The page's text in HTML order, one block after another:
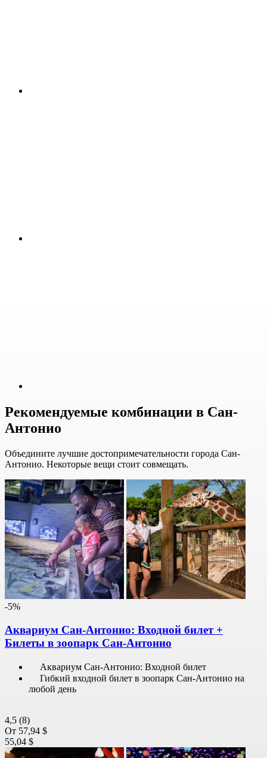
Рекомендуемые комбинации в Сан-
Антонио
Объедините лучшие достопримечательности города Сан-
Антонио. Некоторые вещи стоит совмещать.
-5%
Аквариум Сан-Антонио: Входной билет +
Билеты в зоопарк Сан-Антонио
Аквариум Сан-Антонио: Входной билет
Гибкий входной билет в зоопарк Сан-Антонио на
любой день
4,5 (8)
От 57,94 $
55,04 $